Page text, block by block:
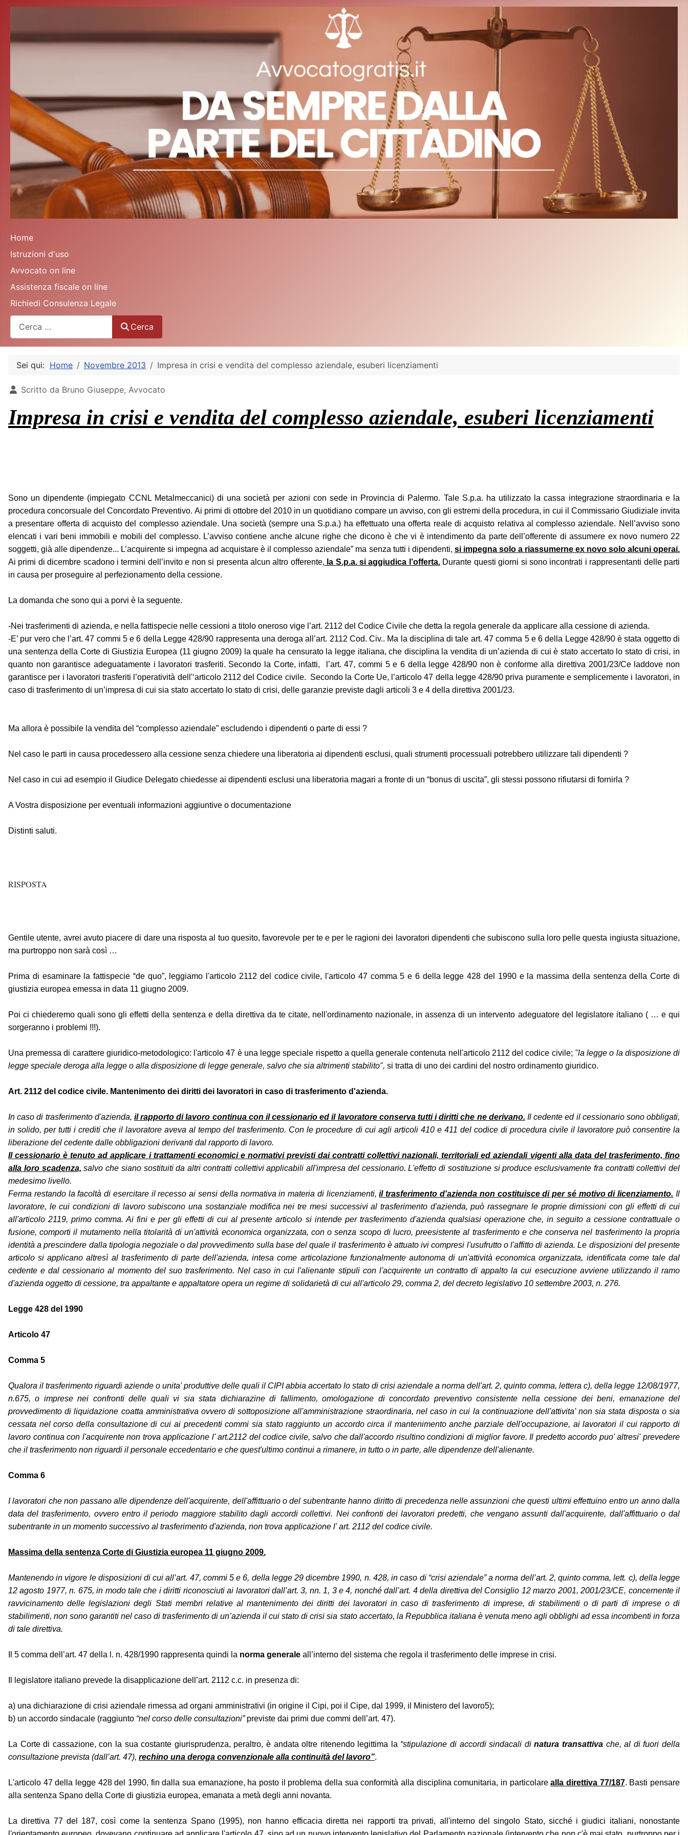
Home
Istruzioni d'uso
Avvocato on line
Assistenza fiscale on line
Richiedi Consulenza Legale
Cerca
Sei qui: Home Novembre 2013 Impresa in crisi e vendita del complesso aziendale, esuberi licenziamenti
Dettagli
Scritto da Bruno Giuseppe, Avvocato
Impresa in crisi e vendita del complesso aziendale, esuberi licenziamenti
Sono un dipendente (impiegato CCNL Metalmeccanici) di una società per azioni con sede in Provincia di Palermo. Tale S.p.a. ha utilizzato la cassa integrazione straordinaria e la
procedura concorsuale del Concordato Preventivo. Ai primi di ottobre del 2010 in un quotidiano compare un avviso, con gli estremi della procedura, in cui il Commissario Giudiziale invita
a presentare offerta di acquisto del complesso aziendale. Una società (sempre una S.p.a.) ha effettuato una offerta reale di acquisto relativa al complesso aziendale. Nell’avviso sono
elencati i vari beni immobili e mobili del complesso. L’avviso contiene anche alcune righe che dicono è che vi è intendimento da parte dell’offerente di assumere ex novo numero 22
soggetti, già alle dipendenze... L’acquirente si impegna ad acquistare è il complesso aziendale” ma senza tutti i dipendenti, si impegna solo a riassumerne ex novo solo alcuni operai.
Ai primi di dicembre scadono i termini dell’invito e non si presenta alcun altro offerente, la S.p.a. si aggiudica l’offerta.Durante questi giorni si sono incontrati i rappresentanti delle parti
in causa per proseguire al perfezionamento della cessione.
La domanda che sono qui a porvi è la seguente.
-Nei trasferimenti di azienda, e nella fattispecie nelle cessioni a titolo oneroso vige l’art. 2112 del Codice Civile che detta la regola generale da applicare alla cessione di azienda.
-E’ pur vero che l’art. 47 commi 5 e 6 della Legge 428/90 rappresenta una deroga all’art. 2112 Cod. Civ.. Ma la disciplina di tale art. 47 comma 5 e 6 della Legge 428/90 è stata oggetto di
una sentenza della Corte di Giustizia Europea (11 giugno 2009) la quale ha censurato la legge italiana, che disciplina la vendita di un’azienda di cui è stato accertato lo stato di crisi, in
quanto non garantisce adeguatamente i lavoratori trasferiti. Secondo la Corte, infatti, l’art. 47, commi 5 e 6 della legge 428/90 non è conforme alla direttiva 2001/23/Ce laddove non
garantisce per i lavoratori trasferiti l’operatività dell'‘articolo 2112 del Codice civile. Secondo la Corte Ue, l’articolo 47 della legge 428/90 priva puramente e semplicemente i lavoratori, in
caso di trasferimento di un’impresa di cui sia stato accertato lo stato di crisi, delle garanzie previste dagli articoli 3 e 4 della direttiva 2001/23.
Ma allora è possibile la vendita del “complesso aziendale” escludendo i dipendenti o parte di essi ?
Nel caso le parti in causa procedessero alla cessione senza chiedere una liberatoria ai dipendenti esclusi, quali strumenti processuali potrebbero utilizzare tali dipendenti ?
Nel caso in cui ad esempio il Giudice Delegato chiedesse ai dipendenti esclusi una liberatoria magari a fronte di un “bonus di uscita”, gli stessi possono rifiutarsi di fornirla ?
A Vostra disposizione per eventuali informazioni aggiuntive o documentazione
Distinti saluti.
RISPOSTA
Gentile utente, avrei avuto piacere di dare una risposta al tuo quesito, favorevole per te e per le ragioni dei lavoratori dipendenti che subiscono sulla loro pelle questa ingiusta situazione,
ma purtroppo non sarà così …
Prima di esaminare la fattispecie “de quo”, leggiamo l'articolo 2112 del codice civile, l'articolo 47 comma 5 e 6 della legge 428 del 1990 e la massima della sentenza della Corte di
giustizia europea emessa in data 11 giugno 2009.
Poi ci chiederemo quali sono gli effetti della sentenza e della direttiva da te citate, nell'ordinamento nazionale, in assenza di un intervento adeguatore del legislatore italiano ( … e qui
sorgeranno i problemi !!!).
Una premessa di carattere giuridico-metodologico: l'articolo 47 è una legge speciale rispetto a quella generale contenuta nell'articolo 2112 del codice civile; "la legge o la disposizione di
legge speciale deroga alla legge o alla disposizione di legge generale, salvo che sia altrimenti stabilito", si tratta di uno dei cardini del nostro ordinamento giuridico.
Art. 2112 del codice civile. Mantenimento dei diritti dei lavoratori in caso di trasferimento d'azienda.
In caso di trasferimento d'azienda, il rapporto di lavoro continua con il cessionario ed il lavoratore conserva tutti i diritti che ne derivano. Il cedente ed il cessionario sono obbligati,
in solido, per tutti i crediti che il lavoratore aveva al tempo del trasferimento. Con le procedure di cui agli articoli 410 e 411 del codice di procedura civile il lavoratore può consentire la
liberazione del cedente dalle obbligazioni derivanti dal rapporto di lavoro.
Il cessionario è tenuto ad applicare i trattamenti economici e normativi previsti dai contratti collettivi nazionali, territoriali ed aziendali vigenti alla data del trasferimento, fino
alla loro scadenza, salvo che siano sostituiti da altri contratti collettivi applicabili all'impresa del cessionario. L'effetto di sostituzione si produce esclusivamente fra contratti collettivi del
medesimo livello.
Ferma restando la facoltà di esercitare il recesso ai sensi della normativa in materia di licenziamenti,il trasferimento d'azienda non costituisce di per sé motivo di licenziamento. Il
lavoratore, le cui condizioni di lavoro subiscono una sostanziale modifica nei tre mesi successivi al trasferimento d'azienda, può rassegnare le proprie dimissioni con gli effetti di cui
all'articolo 2119, primo comma. Ai fini e per gli effetti di cui al presente articolo si intende per trasferimento d'azienda qualsiasi operazione che, in seguito a cessione contrattuale o
fusione, comporti il mutamento nella titolarità di un'attività economica organizzata, con o senza scopo di lucro, preesistente al trasferimento e che conserva nel trasferimento la propria
identità a prescindere dalla tipologia negoziale o dal provvedimento sulla base del quale il trasferimento è attuato ivi compresi l'usufrutto o l'affitto di azienda. Le disposizioni del presente
articolo si applicano altresì al trasferimento di parte dell'azienda, intesa come articolazione funzionalmente autonoma di un'attività economica organizzata, identificata come tale dal
cedente e dal cessionario al momento del suo trasferimento. Nel caso in cui l'alienante stipuli con l'acquirente un contratto di appalto la cui esecuzione avviene utilizzando il ramo
d'azienda oggetto di cessione, tra appaltante e appaltatore opera un regime di solidarietà di cui all'articolo 29, comma 2, del decreto legislativo 10 settembre 2003, n. 276.
Legge 428 del 1990
Articolo 47
Comma 5
Qualora il trasferimento riguardi aziende o unita' produttive delle quali il CIPI abbia accertato lo stato di crisi aziendale a norma dell'art. 2, quinto comma, lettera c), della legge 12/08/1977,
n.675, o imprese nei confronti delle quali vi sia stata dichiarazine di fallimento, omologazione di concordato preventivo consistente nella cessione dei beni, emanazione del
provvedimento di liquidazione coatta amministrativa ovvero di sottoposizione all'amministrazione straordinaria, nel caso in cui la continuazione dell'attivita' non sia stata disposta o sia
cessata nel corso della consultazione di cui ai precedenti commi sia stato raggiunto un accordo circa il mantenimento anche parziale dell'occupazione, ai lavoratori il cui rapporto di
lavoro continua con l'acquirente non trova applicazione l' art.2112 del codice civile, salvo che dall'accordo risultino condizioni di miglior favore. Il predetto accordo puo' altresi' prevedere
che il trasferimento non riguardi il personale eccedentario e che quest'ultimo continui a rimanere, in tutto o in parte, alle dipendenze dell'alienante.
Comma 6
I lavoratori che non passano alle dipendenze dell'acquirente, dell'affittuario o del subentrante hanno diritto di precedenza nelle assunzioni che questi ultimi effettuino entro un anno dalla
data del trasferimento, ovvero entro il periodo maggiore stabilito dagli accordi collettivi. Nei confronti dei lavoratori predetti, che vengano assunti dall'acquirente, dall'affittuario o dal
subentrante in un momento successivo al trasferimento d'azienda, non trova applicazione l' art. 2112 del codice civile.
Massima della sentenza Corte di Giustizia europea 11 giugno 2009.
Mantenendo in vigore le disposizioni di cui all’art. 47, commi 5 e 6, della legge 29 dicembre 1990, n. 428, in caso di “crisi aziendale” a norma dell’art. 2, quinto comma, lett. c), della legge
12 agosto 1977, n. 675, in modo tale che i diritti riconosciuti ai lavoratori dall’art. 3, nn. 1, 3 e 4, nonché dall’art. 4 della direttiva del Consiglio 12 marzo 2001, 2001/23/CE, concernente il
ravvicinamento delle legislazioni degli Stati membri relative al mantenimento dei diritti dei lavoratori in caso di trasferimento di imprese, di stabilimenti o di parti di imprese o di
stabilimenti, non sono garantiti nel caso di trasferimento di un’azienda il cui stato di crisi sia stato accertato, la Repubblica italiana è venuta meno agli obblighi ad essa incombenti in forza
di tale direttiva.
Il 5 comma dell’art. 47 della l. n. 428/1990 rappresenta quindi la norma generale all’interno del sistema che regola il trasferimento delle imprese in crisi.
Il legislatore italiano prevede la disapplicazione dell’art. 2112 c.c. in presenza di:
a) una dichiarazione di crisi aziendale rimessa ad organi amministrativi (in origine il Cipi, poi il Cipe, dal 1999, il Ministero del lavoro5);
b) un accordo sindacale (raggiunto “nel corso delle consultazioni” previste dai primi due commi dell’art. 47).
La Corte di cassazione, con la sua costante giurisprudenza, peraltro, è andata oltre ritenendo legittima la “stipulazione di accordi sindacali dinatura transattiva che, al di fuori della
consultazione prevista (dall’art. 47), rechino una deroga convenzionale alla continuità del lavoro”.
L'articolo 47 della legge 428 del 1990, fin dalla sua emanazione, ha posto il problema della sua conformità alla disciplina comunitaria, in particolarealla direttiva 77/187. Basti pensare
alla sentenza Spano della Corte di giustizia europea, emanata a metà degli anni novanta.
La direttiva 77 del 187, così come la sentenza Spano (1995), non hanno efficacia diretta nei rapporti tra privati, all'interno del singolo Stato, sicché i giudici italiani, nonostante